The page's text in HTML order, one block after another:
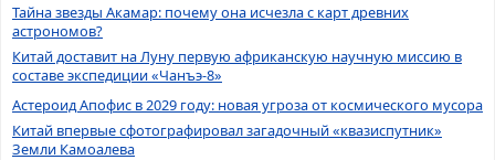
Тайна звезды Акамар: почему она исчезла с карт древних
астрономов?
Китай доставит на Луну первую африканскую научную миссию в
составе экспедиции «Чанъэ-8»
Астероид Апофис в 2029 году: новая угроза от космического мусора
Китай впервые сфотографировал загадочный «квазиспутник»
Земли Камоалева